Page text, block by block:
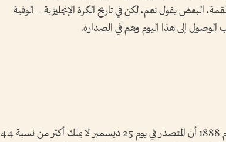
البعض يقول نعم، لكن في تاريخ الكرة الإنجليزية – الوفية
الوصول إلى هذا اليوم وهم في الصدارة.
يكشف تاريخ الدوري الإنجليزي منذ العام 1888 أن المتصدر في يوم 25 ديسمبر لا يملك أكثر من نسبة 44